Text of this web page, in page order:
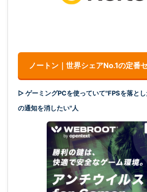
ノートン｜世界シェアNo.1の定番
▷ ゲーミングPCを使っていて"FPSを落と
の通知を消したい"人